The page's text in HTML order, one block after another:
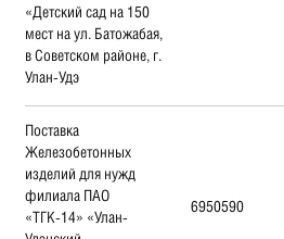
«Детский сад на 150
мест на ул. Батожабая,
в Советском районе, г.
Улан-Удэ
Поставка
Железобетонных
изделий для нужд
филиала ПАО
«ТГК-14» «Улан-
6950590